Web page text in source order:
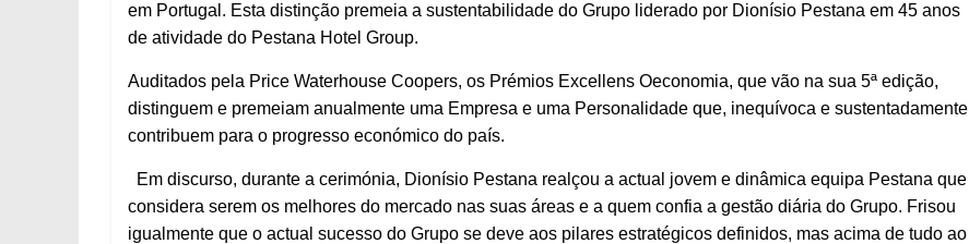
em Portugal. Esta distinção premeia a sustentabilidade do Grupo liderado por Dionísio Pestana em 45 anos
de atividade do Pestana Hotel Group.
Auditados pela Price Waterhouse Coopers, os Prémios Excellens Oeconomia, que vão na sua 5ª edição,
distinguem e premeiam anualmente uma Empresa e uma Personalidade que, inequívoca e sustentadamente
contribuem para o progresso económico do país.
Em discurso, durante a cerimónia, Dionísio Pestana realçou a actual jovem e dinâmica equipa Pestana que
considera serem os melhores do mercado nas suas áreas e a quem confia a gestão diária do Grupo. Frisou
igualmente que o actual sucesso do Grupo se deve aos pilares estratégicos definidos, mas acima de tudo ao